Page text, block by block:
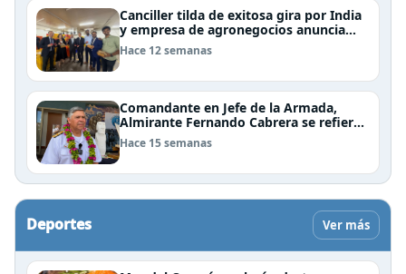
Canciller tilda de exitosa gira por India
y empresa de agronegocios anuncia
aumento de importaciones chilenas
Hace 12 semanas
Comandante en Jefe de la Armada,
Almirante Fernando Cabrera se refiere
al trabajo que realiza la Armada en
Rapa Nui
Hace 15 semanas
Deportes Ver más